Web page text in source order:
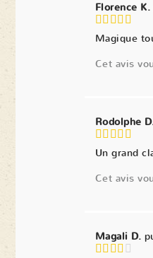
Florence K.
Magique
Cet avis
Rodolphe
Un grand
Cet avis
Magali D.